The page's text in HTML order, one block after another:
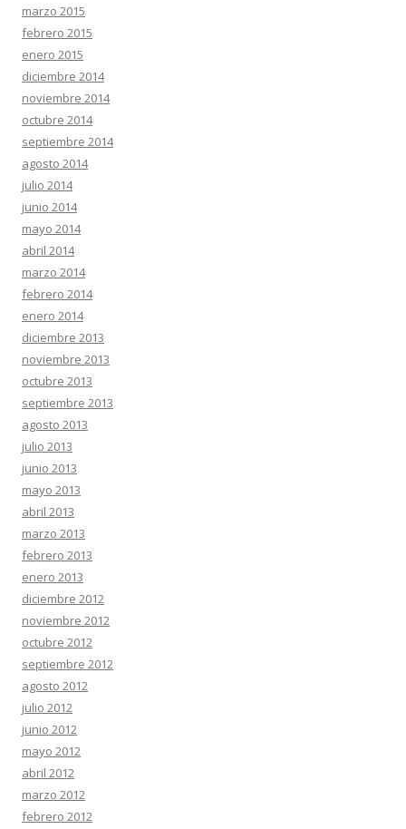
marzo 2015
febrero 2015
enero 2015
diciembre 2014
noviembre 2014
octubre 2014
septiembre 2014
agosto 2014
julio 2014
junio 2014
mayo 2014
abril 2014
marzo 2014
febrero 2014
enero 2014
diciembre 2013
noviembre 2013
octubre 2013
septiembre 2013
agosto 2013
julio 2013
junio 2013
mayo 2013
abril 2013
marzo 2013
febrero 2013
enero 2013
diciembre 2012
noviembre 2012
octubre 2012
septiembre 2012
agosto 2012
julio 2012
junio 2012
mayo 2012
abril 2012
marzo 2012
febrero 2012